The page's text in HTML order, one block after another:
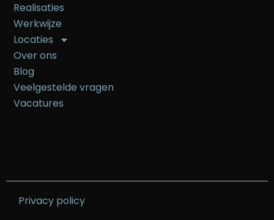
Realisaties
Werkwijze
Locaties
Over ons
Blog
Veelgestelde vragen
Vacatures
Privacy policy